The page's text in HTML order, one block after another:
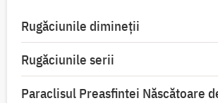
Rugăciunile dimineții
Rugăciunile serii
Paraclisul Preasfintei Născătoare